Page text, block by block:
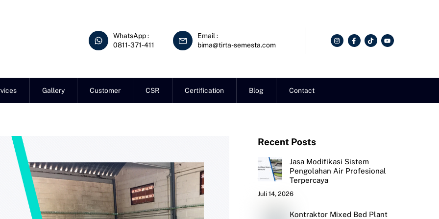
Gallery Customer CSR Certification Blog Contact
WhatsApp :
0811-371-411
Email :
bima@tirta-semesta.com
Recent Posts
Jasa Modifikasi Sistem
Pengolahan Air Profesional
Terpercaya
Juli 14, 2026
Kontraktor Mixed Bed Plant